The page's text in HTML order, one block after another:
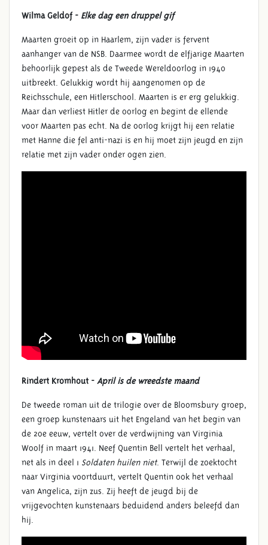
Wilma Geldof - Elke dag een druppel gif
Maarten groeit op in Haarlem, zijn vader is fervent
aanhanger van de NSB. Daarmee wordt de elfjarige Maarten
behoorlijk gepest als de Tweede Wereldoorlog in 1940
uitbreekt. Gelukkig wordt hij aangenomen op de
Reichsschule, een Hitlerschool. Maarten is er erg gelukkig.
Maar dan verliest Hitler de oorlog en begint de ellende
voor Maarten pas echt. Na de oorlog krijgt hij een relatie
met Hanne die fel anti-nazi is en hij moet zijn jeugd en zijn
relatie met zijn vader onder ogen zien.
Rindert Kromhout - April is de wreedste maand
De tweede roman uit de trilogie over de Bloomsbury groep,
een groep kunstenaars uit het Engeland van het begin van
de 20e eeuw, vertelt over de verdwijning van Virginia
Woolf in maart 1941. Neef Quentin Bell vertelt het verhaal,
net als in deel 1 Soldaten huilen niet. Terwijl de zoektocht
naar Virginia voortduurt, vertelt Quentin ook het verhaal
van Angelica, zijn zus. Zij heeft de jeugd bij de
vrijgevochten kunstenaars beduidend anders beleefd dan
hij.